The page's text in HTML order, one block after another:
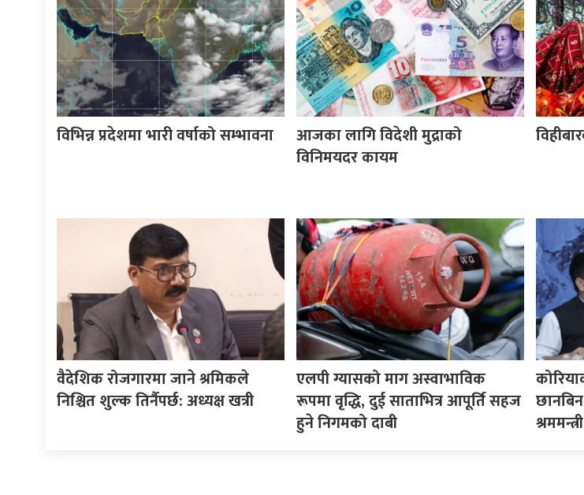
विभिन्न प्रदेशमा भारी वर्षाको सम्भावना
आजका लागि विदेशी मुद्राको
विनिमयदर कायम
वैदेशिक रोजगारमा जाने श्रमिकले
निश्चित शुल्क तिर्नैपर्छ: अध्यक्ष खत्री
एलपी ग्यासको माग अस्वाभाविक
रूपमा वृद्धि, दुई साताभित्र आपूर्ति सहज
हुने निगमको दाबी